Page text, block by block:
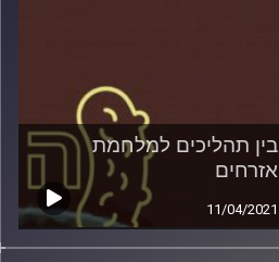
בין תהליכים למלחמת
אזרחים
11/04/2021